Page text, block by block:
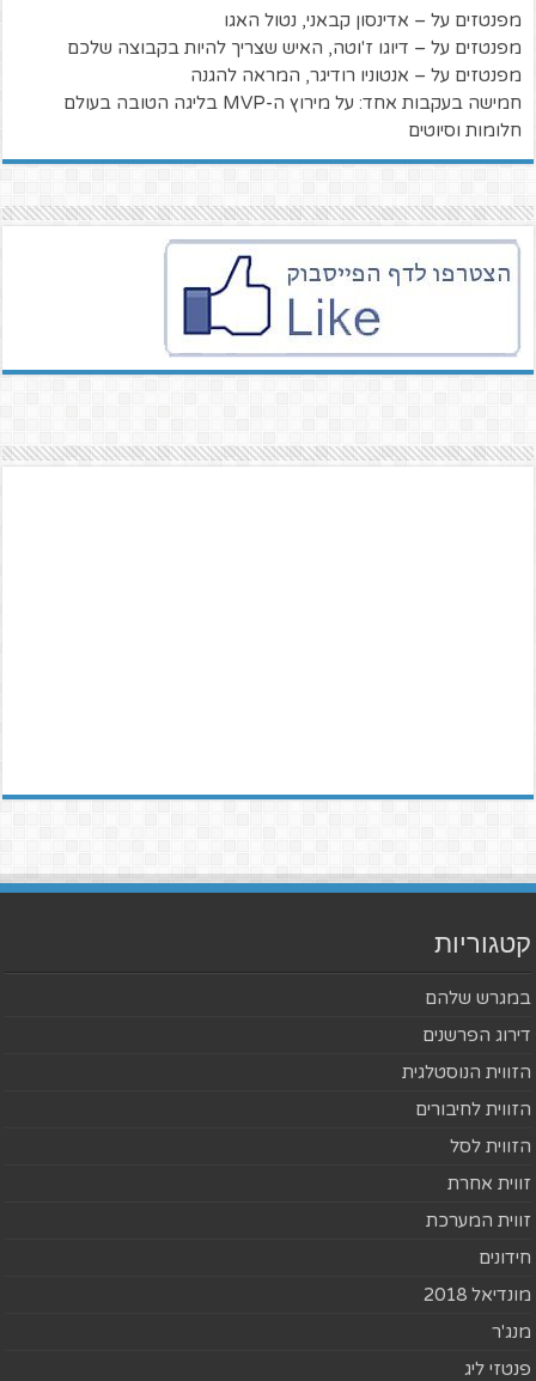
מפנטזים על – אדינסון קבאני, נטול האגו
מפנטזים על – דיוגו ז'וטה, האיש שצריך להיות בקבוצה שלכם
מפנטזים על – אנטוניו רודיגר, המראה להגנה
חמישה בעקבות אחד: על מירוץ ה-MVP בליגה הטובה בעולם
חלומות וסיוטים
קטגוריות
במגרש שלהם
דירוג הפרשנים
הזווית הנוסטלגית
הזווית לחיבורים
הזווית לסל
זווית אחרת
זווית המערכת
חידונים
מונדיאל 2018
מנג'ר
פנטזי ליג